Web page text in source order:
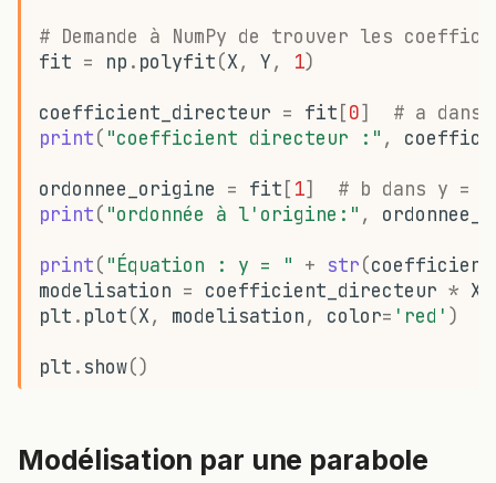
# Demande à NumPy de trouver les
fit = np . polyfit(X, Y, 1)
coefficient_directeur = fit [0]
# a dans
print( "coefficient directeur :" ,
ordonnee_origine = fit [ 1]
# b dans y =
print( "ordonnée à l'origine:" ,
print( "Équation : y = " + str(
modelisation = coefficient_directeur * X
plt . plot(X, modelisation, color= 'red' )
plt . show()
Modélisation par une parabole